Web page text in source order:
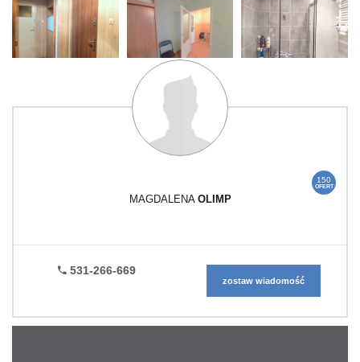
150
OFERT
MAGDALENA OLIMP
531-266-669
zostaw wiadomość